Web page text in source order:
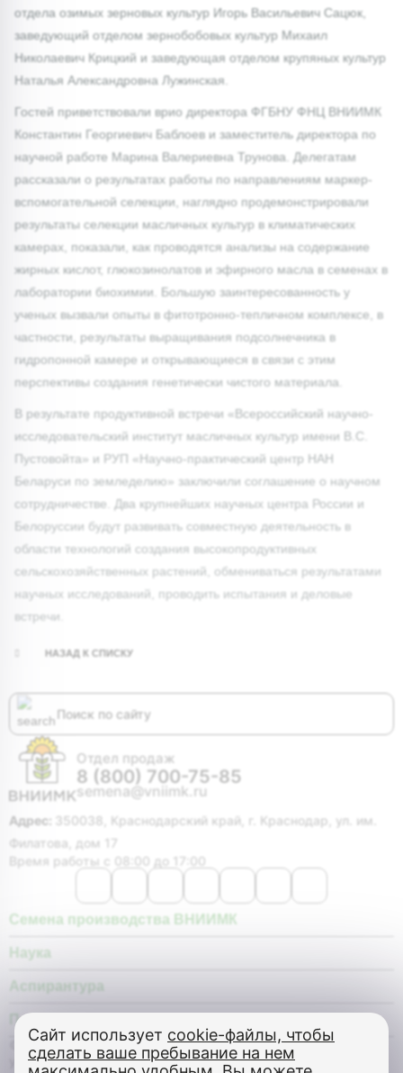
отдела озимых зерновых культур Игорь Васильевич Сацюк,
заведующий отделом зернобобовых культур Михаил
Николаевич Крицкий и заведующая отделом крупяных культур
Наталья Александровна Лужинская.
Гостей приветствовали врио директора ФГБНУ ФНЦ ВНИИМК
Константин Георгиевич Баблоев и заместитель директора по
научной работе Марина Валериевна Трунова. Делегатам
рассказали о результатах работы по направлениям маркер-
вспомогательной селекции, наглядно продемонстрировали
результаты селекции масличных культур в климатических
камерах, показали, как проводятся анализы на содержание
жирных кислот, глюкозинолатов и эфирного масла в семенах в
лаборатории биохимии. Большую заинтересованность у
ученых вызвали опыты в фитотронно-тепличном комплексе, в
частности, результаты выращивания подсолнечника в
гидропонной камере и открывающиеся в связи с этим
перспективы создания генетически чистого материала.
В результате продуктивной встречи «Всероссийский научно-
исследовательский институт масличных культур имени В.С.
Пустовойта» и РУП «Научно-практический центр НАН
Беларуси по земледелию» заключили соглашение о научном
сотрудничестве. Два крупнейших научных центра России и
Белоруссии будут развивать совместную деятельность в
области технологий создания высокопродуктивных
сельскохозяйственных растений, обмениваться результатами
научных исследований, проводить испытания и деловые
встречи.
НАЗАД К СПИСКУ
Отдел продаж
8 (800) 700-75-85
semena@vniimk.ru
Адрес:
350038, Краснодарский край, г. Краснодар, ул. им.
Филатова, дом 17
Время работы с 08:00 до 17:00
© Федеральное государственное бюджетное научное
учреждение «Федеральный научный центр «Всероссийский
Семена производства ВНИИМК
Наука
Аспирантура
Покупателю
Сайт использует cookie-файлы, чтобы
сделать ваше пребывание на нем